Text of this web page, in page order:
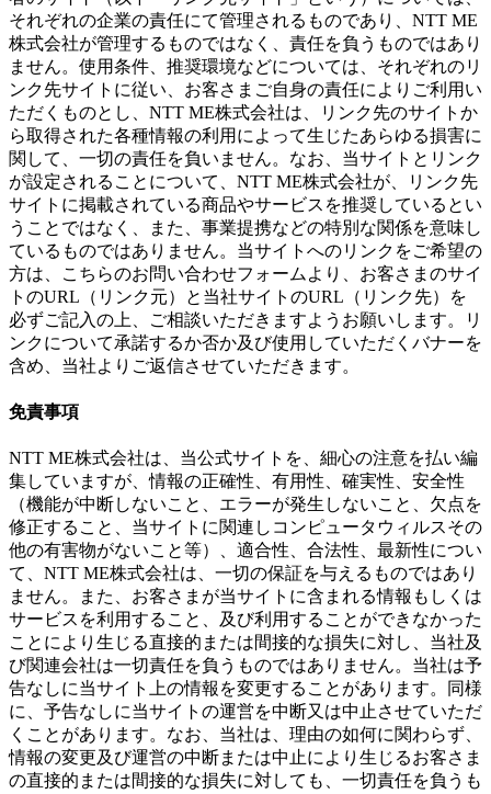
それぞれの企業の責任にて管理されるものであり、NTT ME
株式会社が管理するものではなく、責任を負うものではあり
ません。使用条件、推奨環境などについては、それぞれのリ
ンク先サイトに従い、お客さまご自身の責任によりご利用い
ただくものとし、NTT ME株式会社は、リンク先のサイトか
ら取得された各種情報の利用によって生じたあらゆる損害に
関して、一切の責任を負いません。なお、当サイトとリンク
が設定されることについて、NTT ME株式会社が、リンク先
サイトに掲載されている商品やサービスを推奨しているとい
うことではなく、また、事業提携などの特別な関係を意味し
ているものではありません。当サイトへのリンクをご希望の
方は、こちらのお問い合わせフォームより、お客さまのサイ
トのURL（リンク元）と当社サイトのURL（リンク先）を
必ずご記入の上、ご相談いただきますようお願いします。リ
ンクについて承諾するか否か及び使用していただくバナーを
含め、当社よりご返信させていただきます。
免責事項
NTT ME株式会社は、当公式サイトを、細心の注意を払い編
集していますが、情報の正確性、有用性、確実性、安全性
（機能が中断しないこと、エラーが発生しないこと、欠点を
修正すること、当サイトに関連しコンピュータウィルスその
他の有害物がないこと等）、適合性、合法性、最新性につい
て、NTT ME株式会社は、一切の保証を与えるものではあり
ません。また、お客さまが当サイトに含まれる情報もしくは
サービスを利用すること、及び利用することができなかった
ことにより生じる直接的または間接的な損失に対し、当社及
び関連会社は一切責任を負うものではありません。当社は予
告なしに当サイト上の情報を変更することがあります。同様
に、予告なしに当サイトの運営を中断又は中止させていただ
くことがあります。なお、当社は、理由の如何に関わらず、
情報の変更及び運営の中断または中止により生じるお客さま
の直接的または間接的な損失に対しても、一切責任を負うも